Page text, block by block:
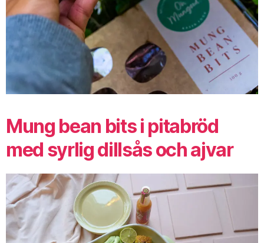
Mung bean bits i pitabröd
med syrlig dillsås och ajvar